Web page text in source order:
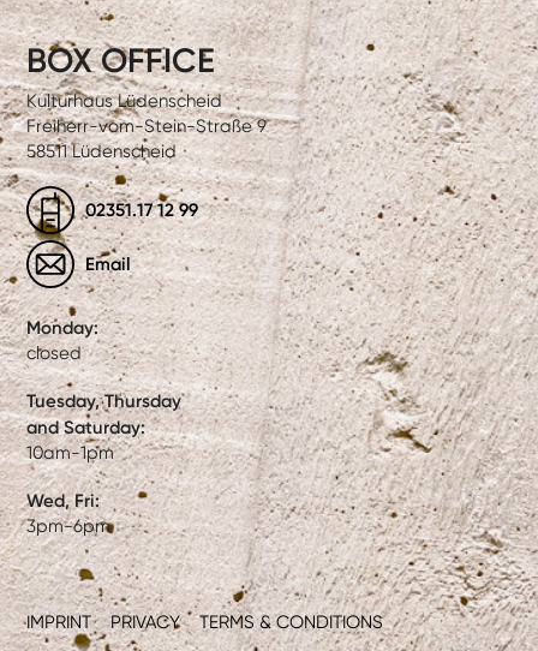
IMPRINT PRIVACY TERMS & CONDITIONS
BOX OFFICE
Kulturhaus Lüdenscheid
Freiherr-vom-Stein-Straße 9
58511 Lüdenscheid
02351.17 12 99
Email
Monday:
closed
Tuesday, Thursday
and Saturday:
10am-1pm
Wed, Fri:
3pm-6pm